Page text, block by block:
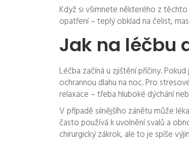
Když si všimnete některého z
opatření – teplý obklad na čelist,
Jak na léčbu
Léčba začíná u zjištění příčiny.
ochrannou dlahu na noc. Pro
relaxace – třeba hluboké dýchání
V případě silnějšího zánětu může
často používá k uvolnění svalů a
chirurgický zákrok, ale to je spíše